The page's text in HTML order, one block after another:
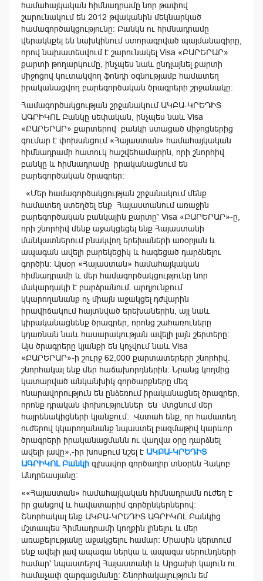
համահայկական հիմնադրամը նոր թափով
շարունակում են 2012 թվականին մեկնարկած
համագործակցությունը: Բանկն ու հիմնադրամը
վերակնքել են նախկինում ստորագրված պայմանագիրը,
որով նախատեսվում է շարունակել Visa «ԲԱՐԵՐԱՐ»
քարտի թողարկումը, ինչպես նաև ընդլայնել քարտի
միջոցով կուտակվող ֆոնդի օգնությամբ համատեղ
իրականացվող բարեգործական ծրագրերի շրջանակը։
Համագործակցության շրջանակում ԱԿԲԱ-ԿՐԵԴԻՏ
ԱԳՐԻԿՈԼ Բանկը սեփական, ինչպես նաև Visa
«ԲԱՐԵՐԱՐ» քարտերով բանկի ստացած միջոցներից
գումար է փոխանցում «Հայաստան» համահայկական
hիմնադրամի հատուկ հաշվեհամարին, որի շնորհիվ
բանկը և հիմնադրամը իրականացնում են
բարեգործական ծրագրեր:
«Մեր համագործակցության շրջանակում մենք
համատեղ ստեղծել ենք Հայաստանում առաջին
բարեգործական բանկային քարտը՝ Visa «ԲԱՐԵՐԱՐ»-ը,
որի շնորհիվ մենք աջակցեցել ենք Հայաստանի
մանկատներում բնակվող երեխաների առօրյան և
ապագան ավելի բարեկեցիկ և հագեցած դարձնելու
գործին: Այսօր «Հայաստան» համահայկական
հիմնադրամի և մեր համագործակցությունը նոր
մակարդակի է բարձրանում. արդյունքում
կկարողանանք ոչ միայն աջակցել դժվարին
իրավիճակում հայտնված երեխաներին, այլ նաև
կիրականացնենք ծրագրեր, որոնց շահառուները
կդառնան նաև հասարակության ավելի լայն շերտերը:
Այս ծրագրերը կյանքի են կոչվում նաև Visa
«ԲԱՐԵՐԱՐ»-ի շուրջ 62,000 քարտատերերի շնորհիվ.
շնորհակալ ենք մեր հաճախորդներին։ Նրանց կողմից
կատարված անկանխիկ գործարքները մեզ
հնարավորություն են ընձեռում իրականացնել ծրագրեր,
որոնք դրական փոխություններ են մտցնում մեր
հայրենակիցների կյանքում: Վստահ ենք, որ համատեղ
ուժերով կկարողանանք նպաստել բազմաթիվ կարևոր
ծրագրերի իրականացմանն ու վաղվա օրը դարձնել
ավելի լավը»,-իր խոսքում նշել է ԱԿԲԱ-ԿՐԵԴԻՏ
ԱԳՐԻԿՈԼ Բանկի գլխավոր գործադիր տնօրեն Հակոբ
Անդրեասյանը:
««Հայաստան» համահայկական հիմնադրամն ուժեղ է
իր ցանցով և հավատարիմ գործընկերներով։
Շնորհակալ ենք ԱԿԲԱ-ԿՐԵԴԻՏ ԱԳՐԻԿՈԼ Բանկից
մշտապես Հիմնադրամի կողքին լինելու և մեր
առաքելությանը աջակցելու համար։ Միասին կերտում
ենք ավելի լավ ապագա ներկա և ապագա սերունդների
համար՝ նպաստելով Հայաստանի և Արցախի կայուն ու
համաչափ զարգացմանը։ Շնորհակալություն եմ